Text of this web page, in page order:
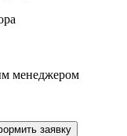
менеджером
заявку